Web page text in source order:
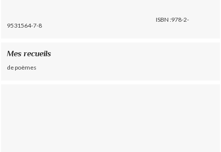
ISBN :978-2-
9531564-7-8
Mes recueils
de poèmes